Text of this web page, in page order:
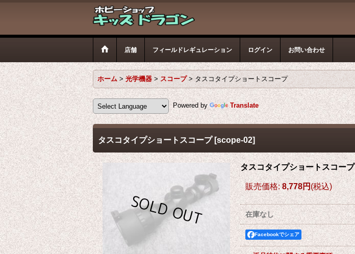
店舗 フィールドレギュレーション ログイン お問い合わせ
ホーム > 光学機器 > スコープ > タスコタイプショートスコープ
Powered by Translate
タスコタイプショートスコープ [scope-02]
タスコタイプショートスコープ
販売価格: 8,778円(税込)
在庫なし
Facebookでシェア